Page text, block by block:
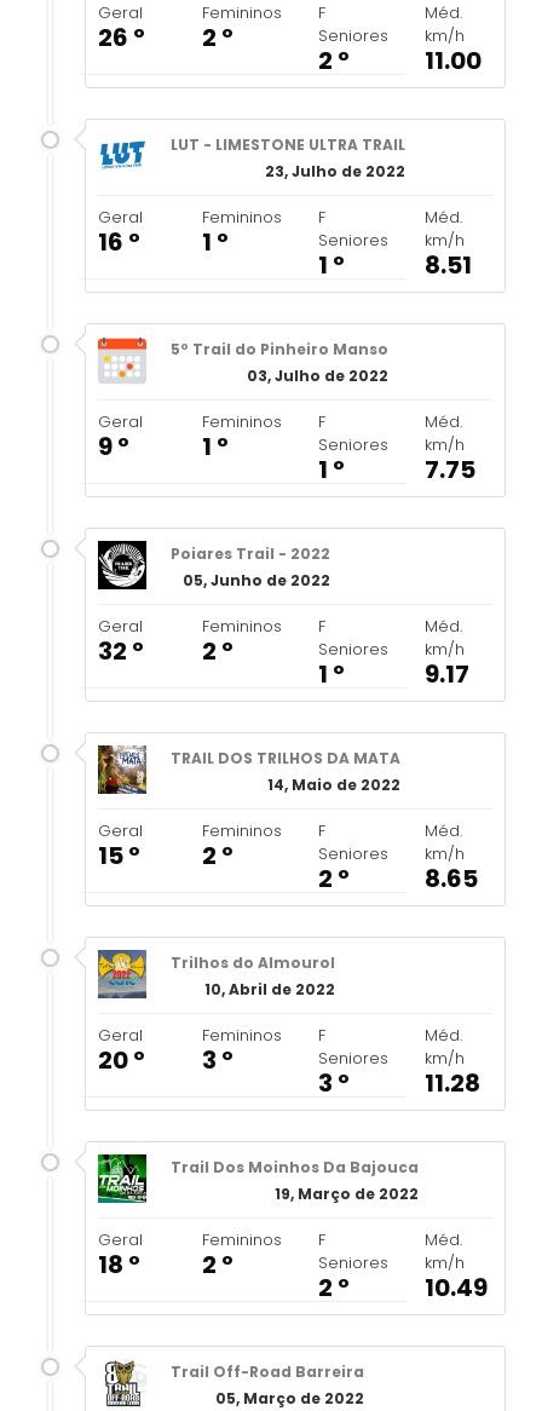
Geral
26 º
Femininos
2 º
F
Seniores
2 º
Méd.
km/h
11.00
LUT - LIMESTONE ULTRA TRAIL
23, Julho de 2022
Geral
16 º
Femininos
1 º
F
Seniores
1 º
Méd.
km/h
8.51
5º Trail do Pinheiro Manso
03, Julho de 2022
Geral
9 º
Femininos
1 º
F
Seniores
1 º
Méd.
km/h
7.75
Poiares Trail - 2022
05, Junho de 2022
Geral
32 º
Femininos
2 º
F
Seniores
1 º
Méd.
km/h
9.17
TRAIL DOS TRILHOS DA MATA
14, Maio de 2022
Geral
15 º
Femininos
2 º
F
Seniores
2 º
Méd.
km/h
8.65
Trilhos do Almourol
10, Abril de 2022
Geral
20 º
Femininos
3 º
F
Seniores
3 º
Méd.
km/h
11.28
Trail Dos Moinhos Da Bajouca
19, Março de 2022
Geral
18 º
Femininos
2 º
F
Seniores
2 º
Méd.
km/h
10.49
Trail Off-Road Barreira
05, Março de 2022